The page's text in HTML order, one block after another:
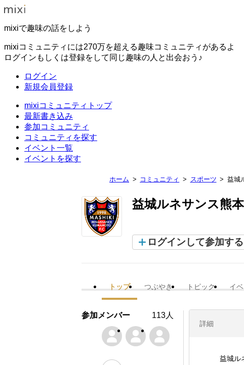
mixiで趣味の話をしよう
mixiコミュニティには270万を超える趣味コミュニティがあるよ
ログインもしくは登録をして同じ趣味の人と出会おう♪
ログイン
新規会員登録
mixiコミュニティトップ
最新書き込み
参加コミュニティ
コミュニティを探す
イベント一覧
イベントを探す
ホーム コミュニティ スポーツ 益城
益城ルネサンス熊
ログインして参加する
トップ つぶやき トピック イ
詳細
益城ル
参加メンバー 113人